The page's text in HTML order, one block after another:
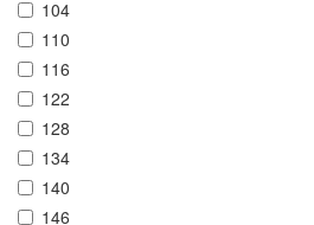
104
110
116
122
128
134
140
146